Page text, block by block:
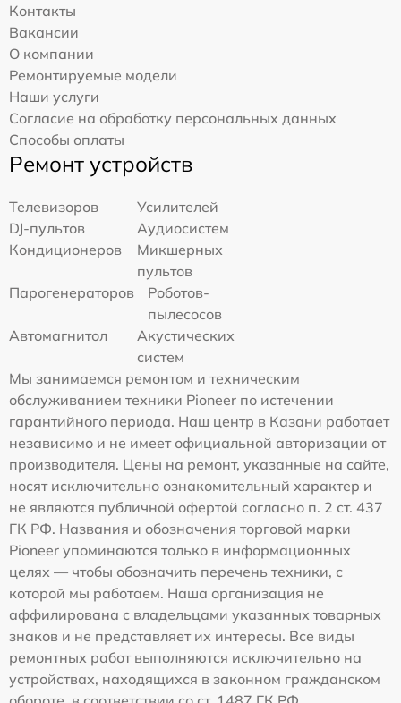
Контакты
Вакансии
О компании
Ремонтируемые модели
Наши услуги
Согласие на обработку персональных данных
Способы оплаты
Ремонт устройств
Телевизоров
Усилителей
DJ-пультов
Аудиосистем
Кондиционеров
Микшерных
пультов
Парогенераторов
Роботов-
пылесосов
Автомагнитол
Акустических
систем
Мы занимаемся ремонтом и техническим
обслуживанием техники Pioneer по истечении
гарантийного периода. Наш центр в Казани работает
независимо и не имеет официальной авторизации от
производителя. Цены на ремонт, указанные на сайте,
носят исключительно ознакомительный характер и
не являются публичной офертой согласно п. 2 ст. 437
ГК РФ. Названия и обозначения торговой марки
Pioneer упоминаются только в информационных
целях — чтобы обозначить перечень техники, с
которой мы работаем. Наша организация не
аффилирована с владельцами указанных товарных
знаков и не представляет их интересы. Все виды
ремонтных работ выполняются исключительно на
устройствах, находящихся в законном гражданском